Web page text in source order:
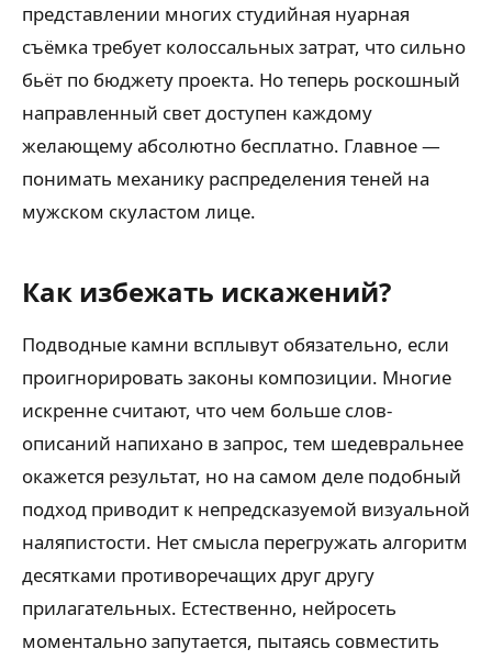
представлении многих студийная нуарная
съёмка требует колоссальных затрат, что сильно
бьёт по бюджету проекта. Но теперь роскошный
направленный свет доступен каждому
желающему абсолютно бесплатно. Главное —
понимать механику распределения теней на
мужском скуластом лице.
Как избежать искажений?
Подводные камни всплывут обязательно, если
проигнорировать законы композиции. Многие
искренне считают, что чем больше слов-
описаний напихано в запрос, тем шедевральнее
окажется результат, но на самом деле подобный
подход приводит к непредсказуемой визуальной
наляпистости. Нет смысла перегружать алгоритм
десятками противоречащих друг другу
прилагательных. Естественно, нейросеть
моментально запутается, пытаясь совместить